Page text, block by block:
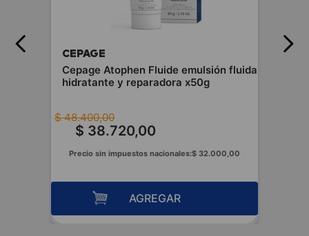
CEPAGE
Cepage Atophen Fluide emulsión fluida
hidratante y reparadora x50g
$ 48.400,00
$ 38.720,00
Precio sin impuestos nacionales:$ 32.000,00
AGREGAR